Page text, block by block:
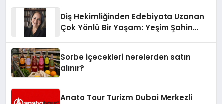
Diş Hekimliğinden Edebiyata Uzanan
Çok Yönlü Bir Yaşam: Yeşim Şahin
Sorbe içecekleri nerelerden satın
alınır?
Anato Tour Turizm Dubai Merkezli